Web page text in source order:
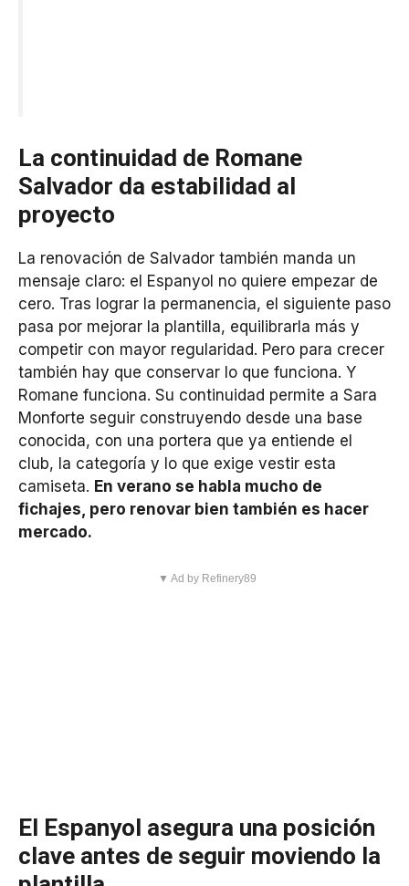
La continuidad de Romane
Salvador da estabilidad al
proyecto
La renovación de Salvador también manda un
mensaje claro: el Espanyol no quiere empezar de
cero. Tras lograr la permanencia, el siguiente paso
pasa por mejorar la plantilla, equilibrarla más y
competir con mayor regularidad. Pero para crecer
también hay que conservar lo que funciona. Y
Romane funciona. Su continuidad permite a Sara
Monforte seguir construyendo desde una base
conocida, con una portera que ya entiende el
club, la categoría y lo que exige vestir esta
camiseta. En verano se habla mucho de
fichajes, pero renovar bien también es hacer
mercado.
▼ Ad by Refinery89
El Espanyol asegura una posición
clave antes de seguir moviendo la